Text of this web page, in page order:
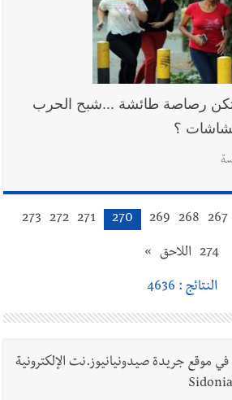
تكن رصاصة طائشة ...شبح الحرب
؟
267
268
269
270
271
272
273
274 اللاحق »
النتائج : 4636
موقع جريدة صيدونيانيوز.نت الإلكترونية